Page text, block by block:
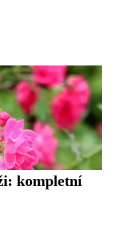
kompletní